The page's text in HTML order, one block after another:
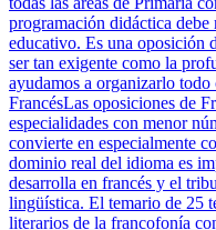
programación didáctica
educativo. Es una oposición
ser tan exigente como la
ayudamos a organizarlo
FrancésLas oposiciones de
especialidades con menor
convierte en especialmente
dominio real del idioma es
desarrolla en francés y el
lingüística. El temario de 25
literarios de la francofonía